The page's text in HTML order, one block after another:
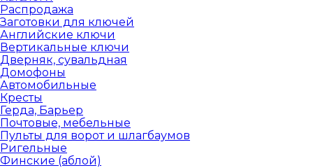
Распродажа
Заготовки для ключей
Английские ключи
Вертикальные ключи
Дверняк, сувальдная
Домофоны
Автомобильные
Кресты
Герда, Барьер
Почтовые, мебельные
Пульты для ворот и шлагбаумов
Ригельные
Финские (аблой)